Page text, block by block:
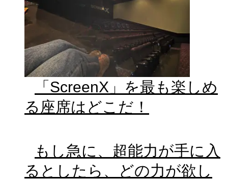
「ScreenX」を最も楽しめ
る座席はどこだ！
もし急に、超能力が手に入
るとしたら、どの力が欲し